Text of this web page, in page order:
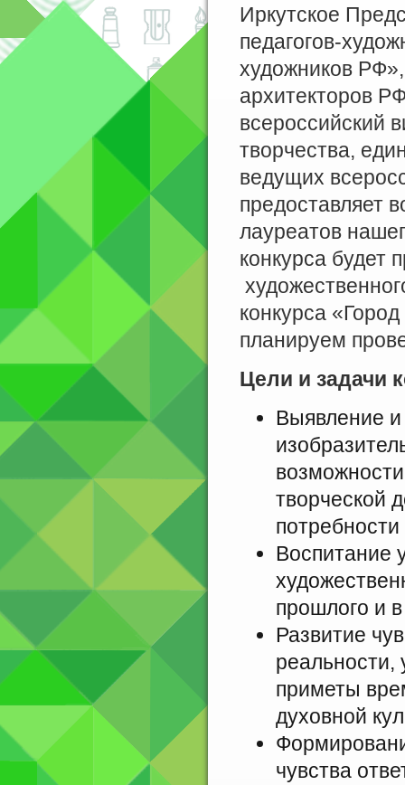
Иркутское
педагогов-
художников
архитекторов
всероссийский
творчества,
ведущих
предоставляет
лауреатов
конкурса будет
конкурса
планируем
Цели и задачи
Выявление
творческой
Воспитание
прошлого и
Развитие
реальности,
приметы
духовной
чувства